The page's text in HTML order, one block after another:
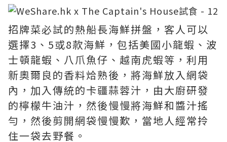
招牌菜必試的熱船長海鮮拼盤，客人可以
選擇3、5或8款海鮮，包括美國小龍蝦、波
士頓龍蝦、八爪魚仔、越南虎蝦等，利用
新奧爾良的香料烚熟後，將海鮮放入網袋
內，加入傳統的卡疆蒜蓉汁，由大廚研發
的檸檬牛油汁，然後慢慢將海鮮和醬汁搖
勻，然後剪開網袋慢慢歎，當地人經常拎
住一袋去野餐。